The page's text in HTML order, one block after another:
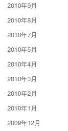
2010年9月
2010年8月
2010年7月
2010年5月
2010年4月
2010年3月
2010年2月
2010年1月
2009年12月